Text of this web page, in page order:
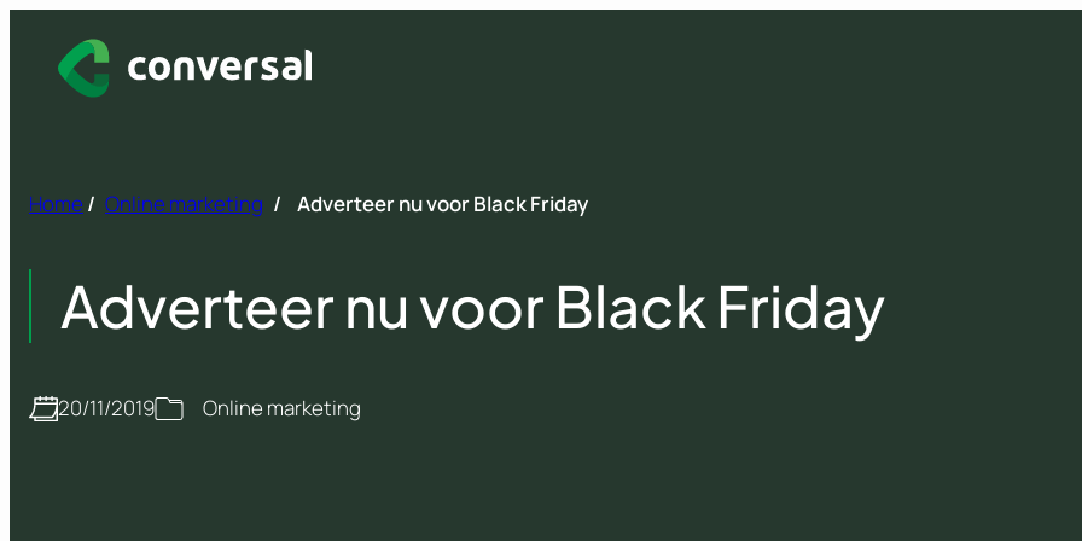
Home / Online marketing / Adverteer nu voor Black Friday
Adverteer nu voor Black Friday
20/11/2019 Online marketing